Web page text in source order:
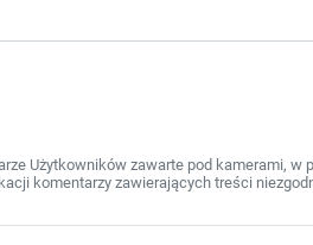
Użytkowników zawarte pod kamerami,
komentarzy zawierających treści